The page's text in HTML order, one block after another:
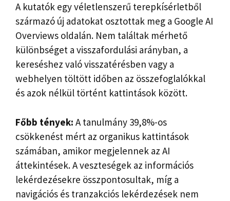
A kutatók egy véletlenszerű terepkísérletből
származó új adatokat osztottak meg a Google AI
Overviews oldalán. Nem találtak mérhető
különbséget a visszafordulási arányban, a
kereséshez való visszatérésben vagy a
webhelyen töltött időben az összefoglalókkal
és azok nélkül történt kattintások között.
Főbb tények: A tanulmány 39,8%-os
csökkenést mért az organikus kattintások
számában, amikor megjelennek az AI
áttekintések. A veszteségek az információs
lekérdezésekre összpontosultak, míg a
navigációs és tranzakciós lekérdezések nem